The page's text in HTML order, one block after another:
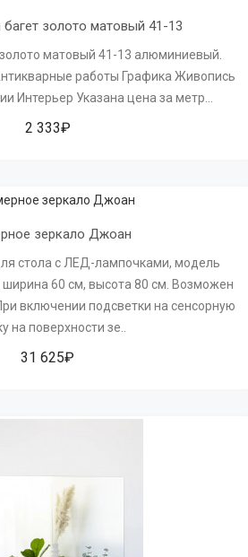
золото матовый 41-13
матовый 41-13 алюминиевый.
работы Графика Живопись
Интерьер Указана цена за метр...
2 333₽
зеркало Джоан
стола с ЛЕД-лампочками, модель
60 см, высота 80 см. Возможен
включении подсветки на сенсорную
на поверхности зе..
31 625₽